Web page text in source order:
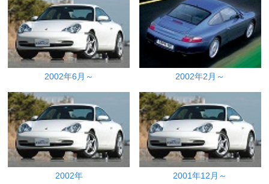
2002年6月～ 2002年2月～
2002年 2001年12月～